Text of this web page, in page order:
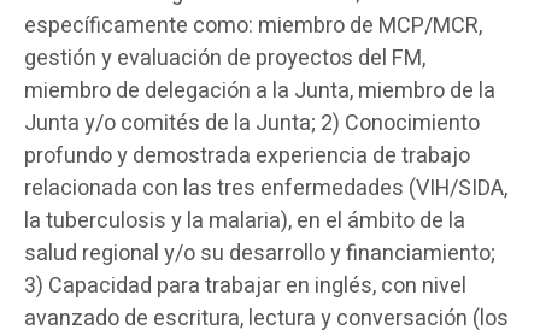
específicamente como: miembro de MCP/MCR,
gestión y evaluación de proyectos del FM,
miembro de delegación a la Junta, miembro de la
Junta y/o comités de la Junta; 2) Conocimiento
profundo y demostrada experiencia de trabajo
relacionada con las tres enfermedades (VIH/SIDA,
la tuberculosis y la malaria), en el ámbito de la
salud regional y/o su desarrollo y financiamiento;
3) Capacidad para trabajar en inglés, con nivel
avanzado de escritura, lectura y conversación (los